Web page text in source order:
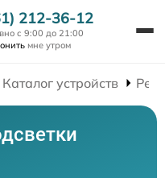
212-36-12
с 9:00 до 21:00
мне утром
Каталог устройств